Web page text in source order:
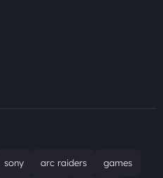
sony arc raiders games